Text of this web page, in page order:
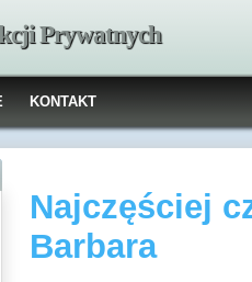
Prywatnych
KONTAKT
Najczęściej
Barbara